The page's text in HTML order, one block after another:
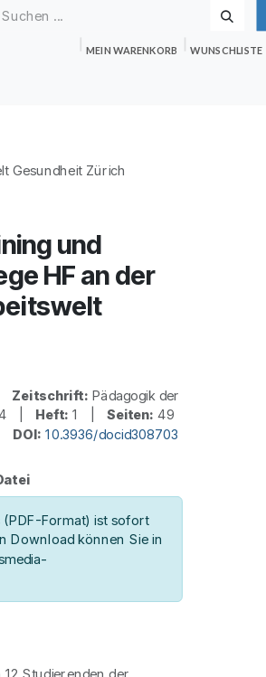
MEIN WARENKORB WUNSCHLISTE
Gesundheit Zürich
und
HF an der
Zeitschrift: Pädagogik der
| Heft: 1 | Seiten: 49
DOI: 10.3936/docid308703
Format) ist sofort
Download können Sie in
Studierenden der